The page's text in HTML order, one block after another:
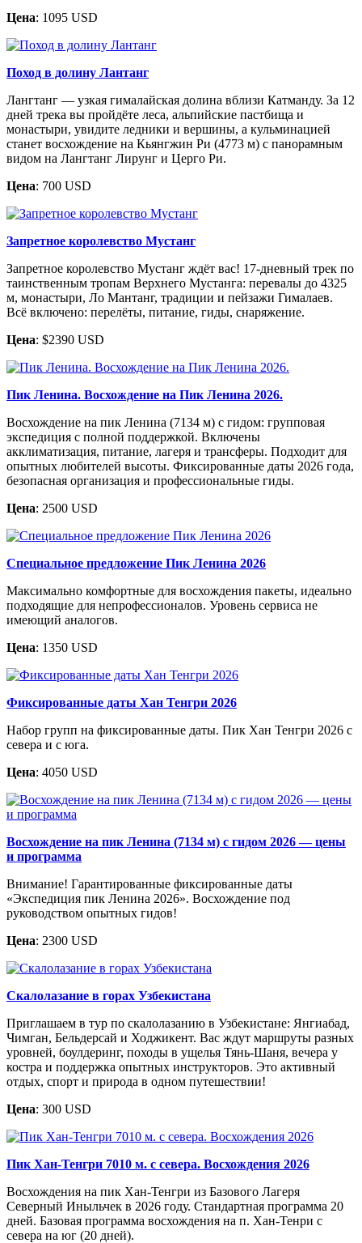
Цена: 1095 USD
Поход в долину Лантанг
Лангтанг — узкая гималайская долина вблизи Катманду. За 12
дней трека вы пройдёте леса, альпийские пастбища и
монастыри, увидите ледники и вершины, а кульминацией
станет восхождение на Кьянгжин Ри (4773 м) с панорамным
видом на Лангтанг Лирунг и Церго Ри.
Цена: 700 USD
Запретное королевство Мустанг
Запретное королевство Мустанг ждёт вас! 17-дневный трек по
таинственным тропам Верхнего Мустанга: перевалы до 4325
м, монастыри, Ло Мантанг, традиции и пейзажи Гималаев.
Всё включено: перелёты, питание, гиды, снаряжение.
Цена: $2390 USD
Пик Ленина. Восхождение на Пик Ленина 2026.
Восхождение на пик Ленина (7134 м) с гидом: групповая
экспедиция с полной поддержкой. Включены
акклиматизация, питание, лагеря и трансферы. Подходит для
опытных любителей высоты. Фиксированные даты 2026 года,
безопасная организация и профессиональные гиды.
Цена: 2500 USD
Специальное предложение Пик Ленина 2026
Максимально комфортные для восхождения пакеты, идеально
подходящие для непрофессионалов. Уровень сервиса не
имеющий аналогов.
Цена: 1350 USD
Фиксированные даты Хан Тенгри 2026
Набор групп на фиксированные даты. Пик Хан Тенгри 2026 с
севера и с юга.
Цена: 4050 USD
Восхождение на пик Ленина (7134 м) с гидом 2026 — цены
и программа
Внимание! Гарантированные фиксированные даты
«Экспедиция пик Ленина 2026». Восхождение под
руководством опытных гидов!
Цена: 2300 USD
Скалолазание в горах Узбекистана
Приглашаем в тур по скалолазанию в Узбекистане: Янгиабад,
Чимган, Бельдерсай и Ходжикент. Вас ждут маршруты разных
уровней, боулдеринг, походы в ущелья Тянь-Шаня, вечера у
костра и поддержка опытных инструкторов. Это активный
отдых, спорт и природа в одном путешествии!
Цена: 300 USD
Пик Хан-Тенгри 7010 м. с севера. Восхождения 2026
Восхождения на пик Хан-Тенгри из Базового Лагеря
Северный Иныльчек в 2026 году. Стандартная программа 20
дней. Базовая программа восхождения на п. Хан-Тенри с
севера на юг (20 дней).